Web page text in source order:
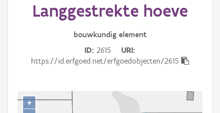
Erfgoedobject
Gebeurtenis
Langgestrekte hoeve
bouwkundig element
ID 2615
URI
https://id.erfgoed.net/erfgoedobjecten/2615
+